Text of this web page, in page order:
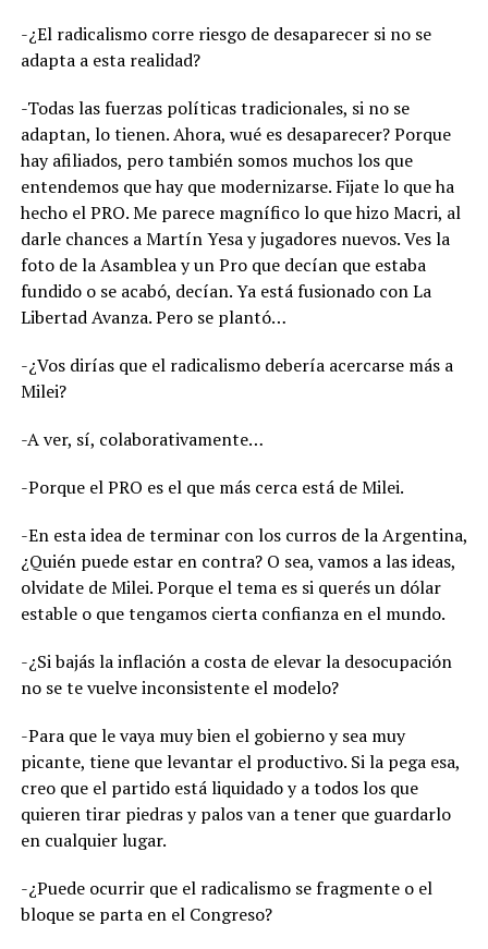
-¿El radicalismo corre riesgo de desaparecer si no se
adapta a esta realidad?
-Todas las fuerzas políticas tradicionales, si no se
adaptan, lo tienen. Ahora, wué es desaparecer? Porque
hay afiliados, pero también somos muchos los que
entendemos que hay que modernizarse. Fijate lo que ha
hecho el PRO. Me parece magnífico lo que hizo Macri, al
darle chances a Martín Yesa y jugadores nuevos. Ves la
foto de la Asamblea y un Pro que decían que estaba
fundido o se acabó, decían. Ya está fusionado con La
Libertad Avanza. Pero se plantó…
-¿Vos dirías que el radicalismo debería acercarse más a
Milei?
-A ver, sí, colaborativamente…
-Porque el PRO es el que más cerca está de Milei.
-En esta idea de terminar con los curros de la Argentina,
¿Quién puede estar en contra? O sea, vamos a las ideas,
olvidate de Milei. Porque el tema es si querés un dólar
estable o que tengamos cierta confianza en el mundo.
-¿Si bajás la inflación a costa de elevar la desocupación
no se te vuelve inconsistente el modelo?
-Para que le vaya muy bien el gobierno y sea muy
picante, tiene que levantar el productivo. Si la pega esa,
creo que el partido está liquidado y a todos los que
quieren tirar piedras y palos van a tener que guardarlo
en cualquier lugar.
-¿Puede ocurrir que el radicalismo se fragmente o el
bloque se parta en el Congreso?